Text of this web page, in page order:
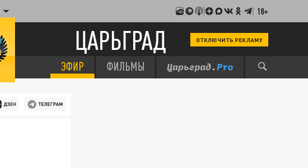
18+
ЦАРЬГРАД ОТКЛЮЧИТЬ РЕКЛАМУ
ЭФИР ФИЛЬМЫ